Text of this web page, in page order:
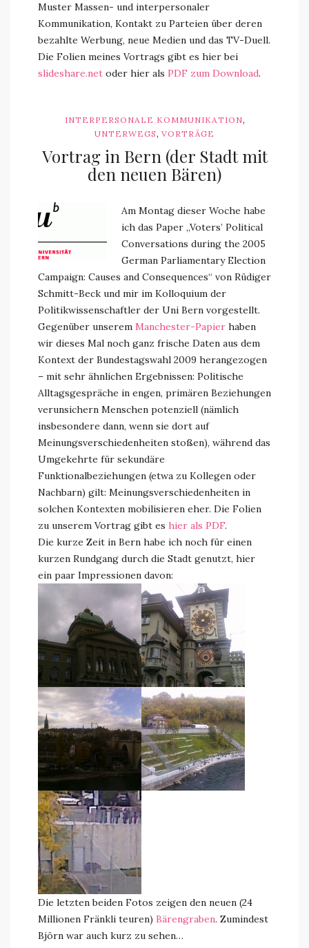
Muster Massen- und interpersonaler
Kommunikation, Kontakt zu Parteien über deren
bezahlte Werbung, neue Medien und das TV-Duell.
Die Folien meines Vortrags gibt es hier bei
slideshare.net oder hier als PDF zum Download.
INTERPERSONALE KOMMUNIKATION,
UNTERWEGS, VORTRÄGE
Vortrag in Bern (der Stadt mit
den neuen Bären)
Am Montag dieser Woche habe
ich das Paper „Voters’ Political
Conversations during the 2005
German Parliamentary Election
Campaign: Causes and Consequences“ von Rüdiger
Schmitt-Beck und mir im Kolloquium der
Politikwissenschaftler der Uni Bern vorgestellt.
Gegenüber unserem Manchester-Papier haben
wir dieses Mal noch ganz frische Daten aus dem
Kontext der Bundestagswahl 2009 herangezogen
– mit sehr ähnlichen Ergebnissen: Politische
Alltagsgespräche in engen, primären Beziehungen
verunsichern Menschen potenziell (nämlich
insbesondere dann, wenn sie dort auf
Meinungsverschiedenheiten stoßen), während das
Umgekehrte für sekundäre
Funktionalbeziehungen (etwa zu Kollegen oder
Nachbarn) gilt: Meinungsverschiedenheiten in
solchen Kontexten mobilisieren eher. Die Folien
zu unserem Vortrag gibt es hier als PDF.
Die kurze Zeit in Bern habe ich noch für einen
kurzen Rundgang durch die Stadt genutzt, hier
ein paar Impressionen davon:
Die letzten beiden Fotos zeigen den neuen (24
Millionen Fränkli teuren) Bärengraben. Zumindest
Björn war auch kurz zu sehen…